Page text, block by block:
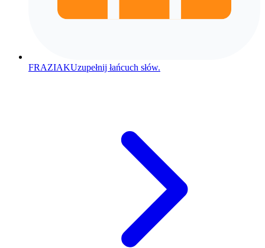
FRAZIAKUzupełnij łańcuch słów.